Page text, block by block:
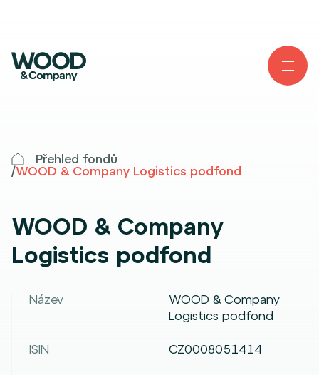
Přehled fondů
/WOOD & Company Logistics podfond
WOOD & Company
Logistics podfond
Název
WOOD & Company
Logistics podfond
ISIN CZ0008051414